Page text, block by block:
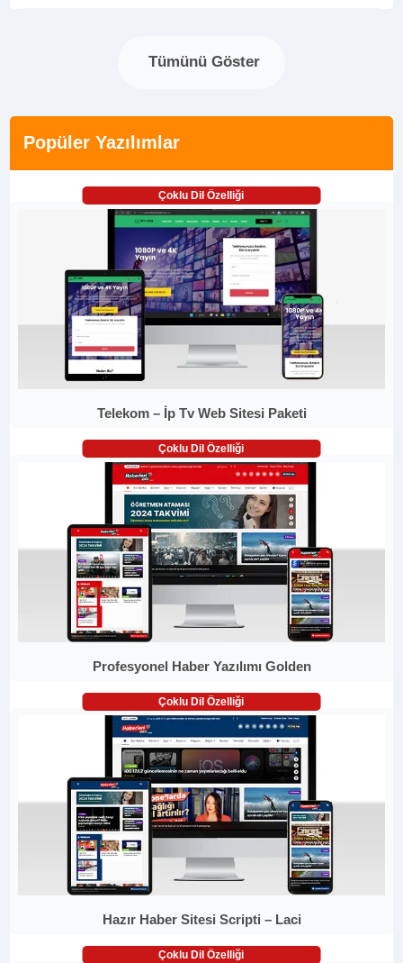
Tümünü Göster
Popüler Yazılımlar
Çoklu Dil Özelliği
Telekom – İp Tv Web Sitesi Paketi
Çoklu Dil Özelliği
Profesyonel Haber Yazılımı Golden
Çoklu Dil Özelliği
Hazır Haber Sitesi Scripti – Laci
Çoklu Dil Özelliği